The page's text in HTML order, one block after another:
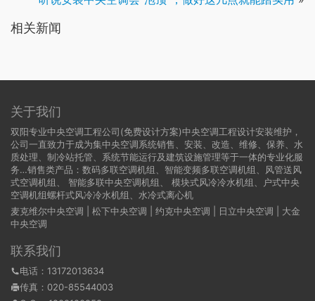
相关新闻
关于我们
双阳专业中央空调工程公司(免费设计方案)中央空调工程设计安装维护，
公司一直致力于成为集中央空调系统销售、安装、改造、维修、保养、水
质处理、制冷站托管、系统节能运行及建筑设施管理等于一体的专业化服
务…销售类产品：数码多联空调机组、智能变频多联空调机组、风管送风
式空调机组、 智能多联中央空调机组、 模块式风冷冷水机组、户式中央
空调机组螺杆式风冷冷水机组、水冷式离心机
麦克维尔中央空调
松下中央空调 约克中央空调 日立中央空调
大金
中央空调
联系我们
电话：13172013634
传真：020-85544003